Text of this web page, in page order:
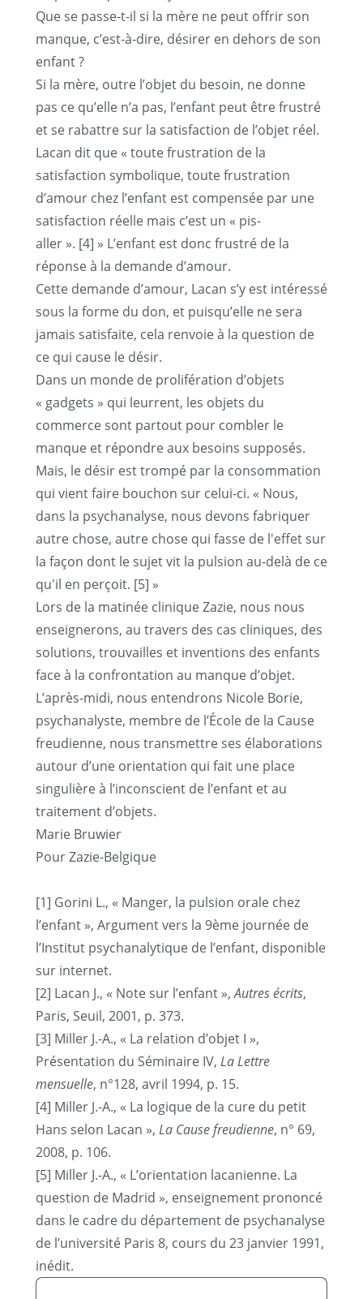
Que se passe-t-il si la mère ne peut offrir son
manque, c’est-à-dire, désirer en dehors de son
enfant ?
Si la mère, outre l’objet du besoin, ne donne
pas ce qu’elle n’a pas, l’enfant peut être frustré
et se rabattre sur la satisfaction de l’objet réel.
Lacan dit que « toute frustration de la
satisfaction symbolique, toute frustration
d’amour chez l’enfant est compensée par une
satisfaction réelle mais c’est un « pis-
aller ». [4] » L’enfant est donc frustré de la
réponse à la demande d’amour.
Cette demande d’amour, Lacan s’y est intéressé
sous la forme du don, et puisqu’elle ne sera
jamais satisfaite, cela renvoie à la question de
ce qui cause le désir.
Dans un monde de prolifération d’objets
« gadgets » qui leurrent, les objets du
commerce sont partout pour combler le
manque et répondre aux besoins supposés.
Mais, le désir est trompé par la consommation
qui vient faire bouchon sur celui-ci. « Nous,
dans la psychanalyse, nous devons fabriquer
autre chose, autre chose qui fasse de l'effet sur
la façon dont le sujet vit la pulsion au-delà de ce
qu'il en perçoit. [5] »
Lors de la matinée clinique Zazie, nous nous
enseignerons, au travers des cas cliniques, des
solutions, trouvailles et inventions des enfants
face à la confrontation au manque d’objet.
L’après-midi, nous entendrons Nicole Borie,
psychanalyste, membre de l’École de la Cause
freudienne, nous transmettre ses élaborations
autour d’une orientation qui fait une place
singulière à l’inconscient de l’enfant et au
traitement d’objets.
Marie Bruwier
Pour Zazie-Belgique
[1] Gorini L., « Manger, la pulsion orale chez
l’enfant », Argument vers la 9ème journée de
l’Institut psychanalytique de l’enfant, disponible
sur internet.
[2] Lacan J., « Note sur l’enfant »,Autres écrits,
Paris, Seuil, 2001, p. 373.
[3] Miller J.-A., « La relation d’objet I »,
Présentation du Séminaire IV, La Lettre
mensuelle, n°128, avril 1994, p. 15.
[4] Miller J.-A., « La logique de la cure du petit
Hans selon Lacan », La Cause freudienne, n° 69,
2008, p. 106.
[5] Miller J.-A., « L’orientation lacanienne. La
question de Madrid », enseignement prononcé
dans le cadre du département de psychanalyse
de l’université Paris 8, cours du 23 janvier 1991,
inédit.